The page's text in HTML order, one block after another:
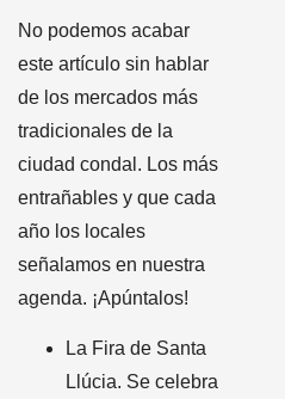
No podemos acabar
este artículo sin hablar
de los mercados más
tradicionales de la
ciudad condal. Los más
entrañables y que cada
año los locales
señalamos en nuestra
agenda. ¡Apúntalos!
La Fira de Santa
Llúcia. Se celebra